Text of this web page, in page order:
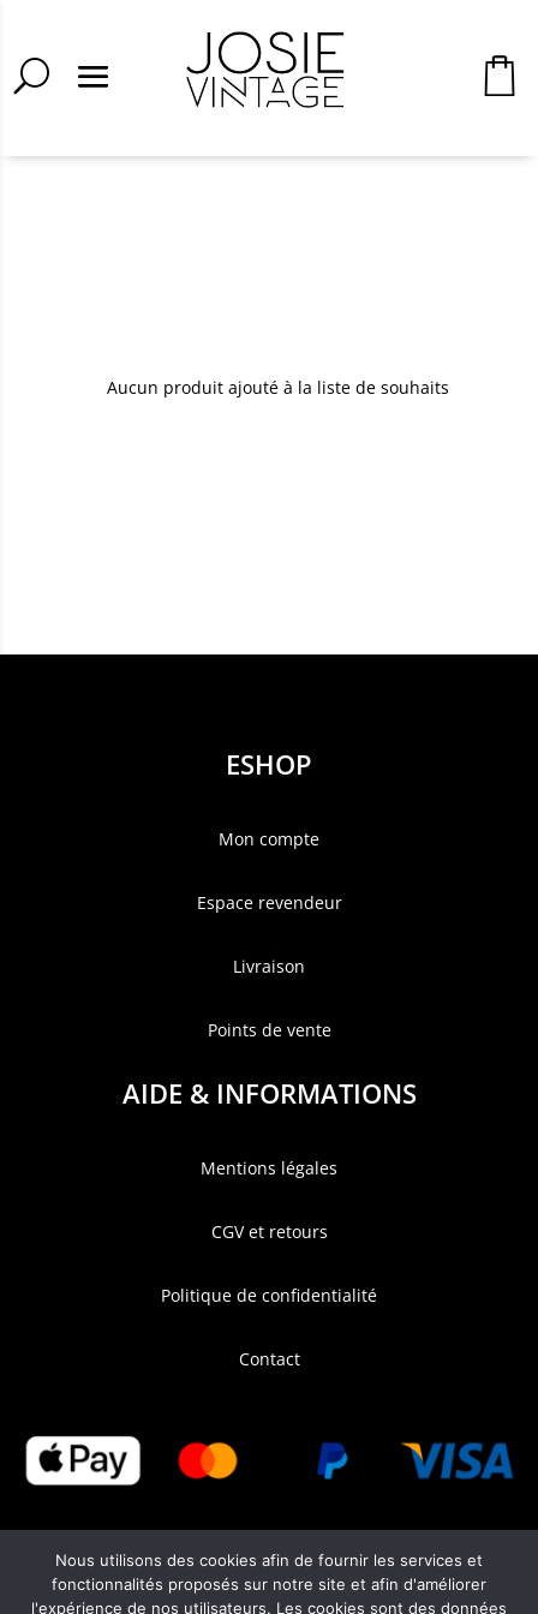
Aucun produit ajouté à la liste de souhaits
ESHOP
Mon compte
Espace revendeur
Livraison
Points de vente
AIDE & INFORMATIONS
Mentions légales
CGV et retours
Politique de confidentialité
Contact
Nous utilisons des cookies afin de fournir les services et
fonctionnalités proposés sur notre site et afin d'améliorer
l'expérience de nos utilisateurs. Les cookies sont des données